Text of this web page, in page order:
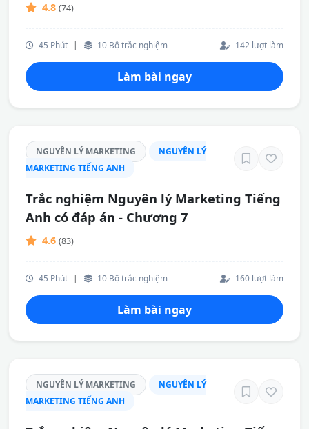
4.8 (74)
45 Phút | 10 Bộ trắc nghiệm 142 lượt làm
Làm bài ngay
NGUYÊN LÝ MARKETING
NGUYÊN LÝ
MARKETING TIẾNG ANH
Trắc nghiệm Nguyên lý Marketing Tiếng
Anh có đáp án - Chương 7
4.6 (83)
45 Phút | 10 Bộ trắc nghiệm 160 lượt làm
Làm bài ngay
NGUYÊN LÝ MARKETING
NGUYÊN LÝ
MARKETING TIẾNG ANH